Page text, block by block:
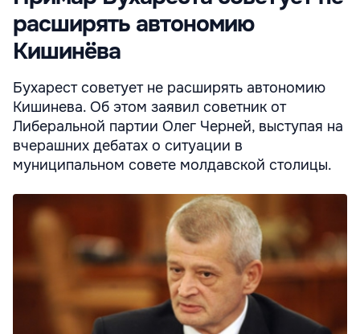
расширять автономию
Кишинёва
Бухарест советует не расширять автономию
Кишинева. Об этом заявил советник от
Либеральной партии Олег Черней, выступая на
вчерашних дебатах о ситуации в
муниципальном совете молдавской столицы.